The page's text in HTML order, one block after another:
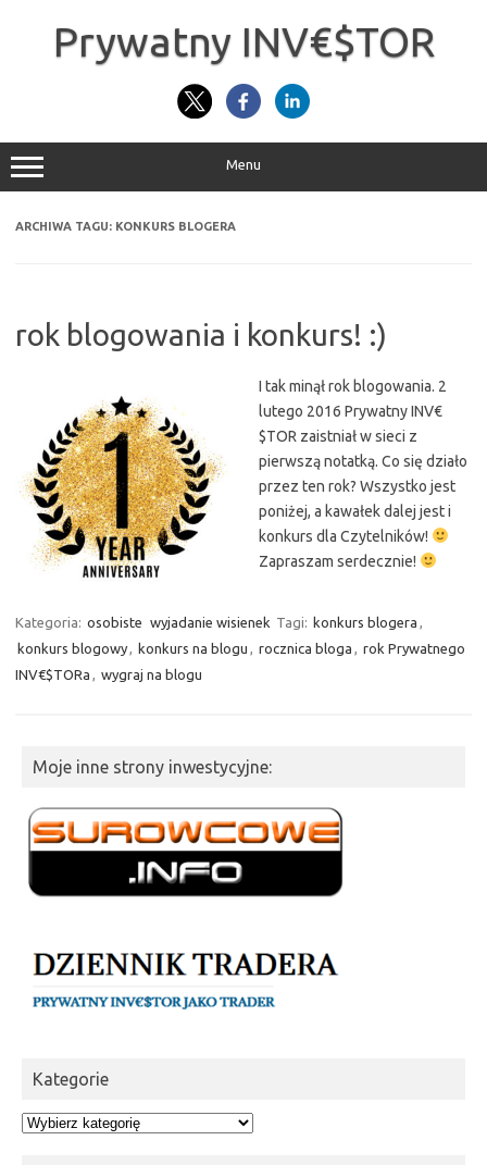
Prywatny INV€$TOR
Menu
ARCHIWA TAGU: KONKURS BLOGERA
rok blogowania i konkurs! :)
I tak minął rok blogowania. 2
lutego 2016 Prywatny INV€
$TOR zaistniał w sieci z
pierwszą notatką. Co się działo
przez ten rok? Wszystko jest
poniżej, a kawałek dalej jest i
konkurs dla Czytelników!
Zapraszam serdecznie!
Kategoria: osobiste wyjadanie wisienek Tagi: konkurs blogera ,
konkurs blogowy, konkurs na blogu , rocznica bloga , rok Prywatnego
INV€$TORa , wygraj na blogu
Moje inne strony inwestycyjne:
Kategorie
Kategorie